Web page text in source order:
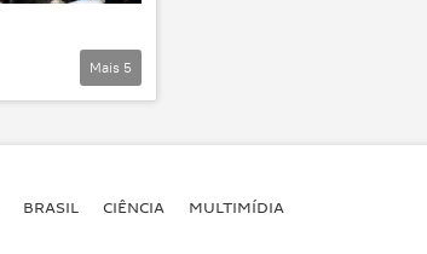
Mais 5
BRASIL CIÊNCIA MULTIMÍDIA